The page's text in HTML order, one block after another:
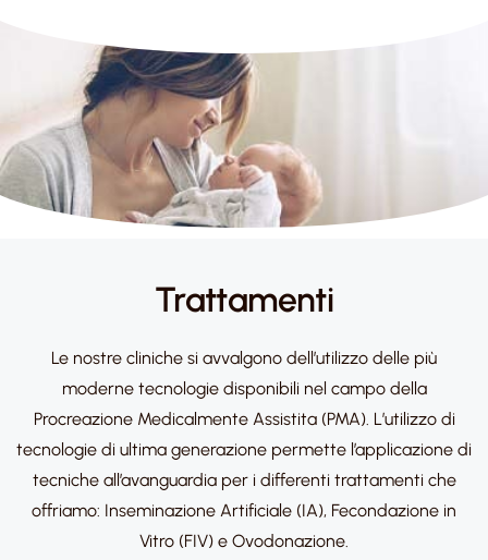
Trattamenti
Le nostre cliniche si avvalgono dell’utilizzo delle più
moderne tecnologie disponibili nel campo della
Procreazione Medicalmente Assistita (PMA). L’utilizzo di
tecnologie di ultima generazione permette l’applicazione di
tecniche all’avanguardia per i differenti trattamenti che
offriamo: Inseminazione Artificiale (IA), Fecondazione in
Vitro (FIV) e Ovodonazione.​